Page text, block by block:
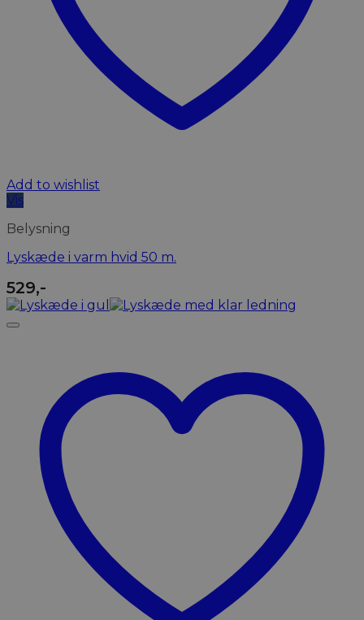
Add to wishlist
Vis
Belysning
Lyskæde i varm hvid 50 m.
529,-